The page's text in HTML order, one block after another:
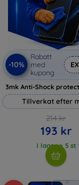
-10%
Rabatt
med
kupong
3mk Anti-Shock
Tillverkat efter
214 kr
193 kr
I lager > 5 st